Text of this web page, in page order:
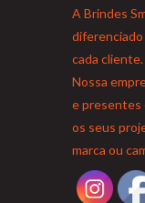
A Brindes
diferenciado
cada cliente.
Nossa
e presentes
os seus
marca ou